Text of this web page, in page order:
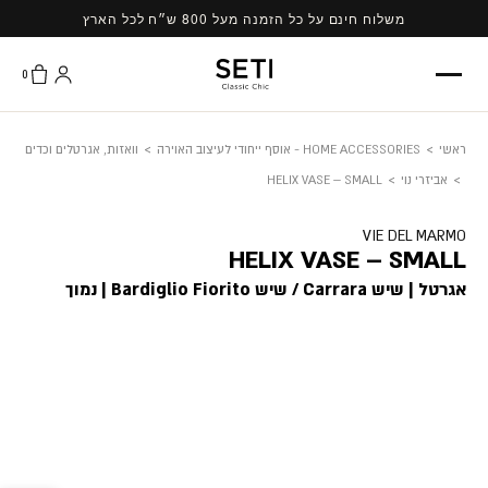
content
משלוח חינם על כל הזמנה מעל 800 ש״ח לכל הארץ
0
ראשי > HOME ACCESSORIES - אוסף ייחודי לעיצוב האוירה > וואזות, אגרטלים וכדים
> אביזרי נוי >
HELIX VASE – SMALL
VIE DEL MARMO
HELIX VASE – SMALL
אגרטל | שיש Carrara / שיש Bardiglio Fiorito | נמוך